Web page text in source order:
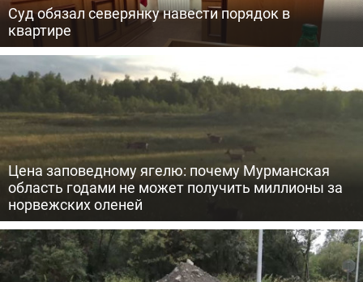
Суд обязал северянку навести порядок в
квартире
Цена заповедному ягелю: почему Мурманская
область годами не может получить миллионы за
норвежских оленей